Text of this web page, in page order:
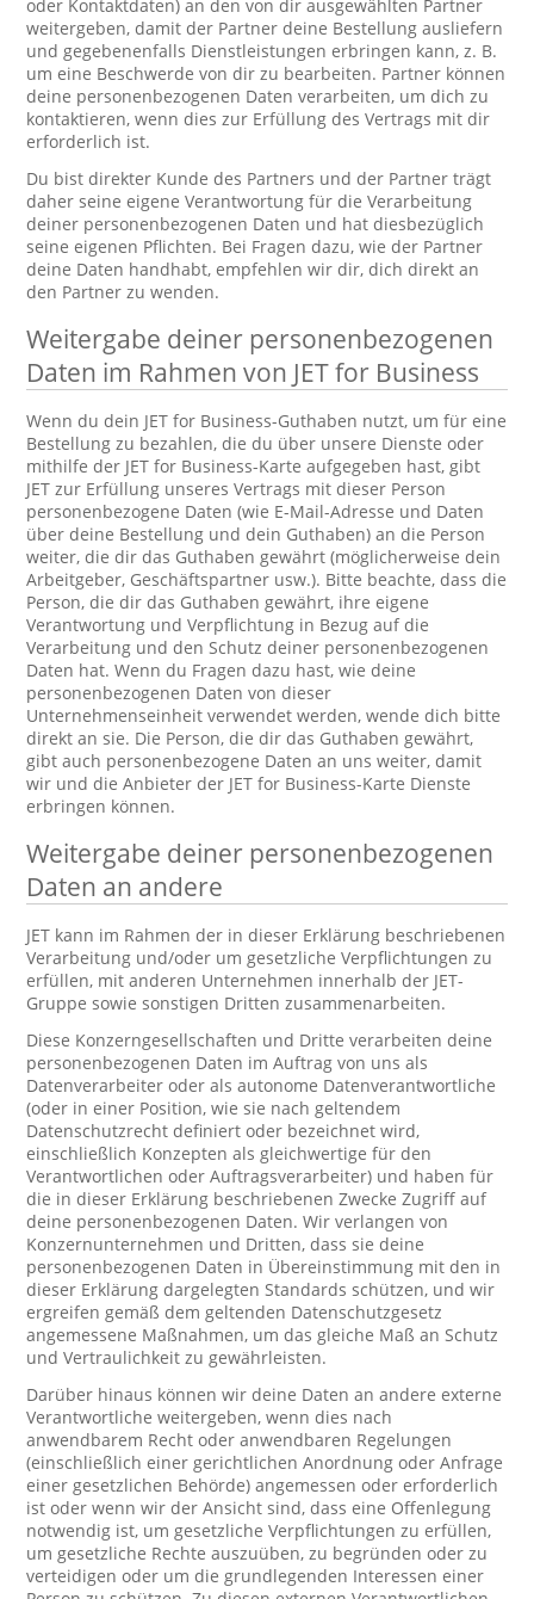
oder Kontaktdaten) an den von dir ausgewählten Partner
weitergeben, damit der Partner deine Bestellung ausliefern
und gegebenenfalls Dienstleistungen erbringen kann, z. B.
um eine Beschwerde von dir zu bearbeiten. Partner können
deine personenbezogenen Daten verarbeiten, um dich zu
kontaktieren, wenn dies zur Erfüllung des Vertrags mit dir
erforderlich ist.
Du bist direkter Kunde des Partners und der Partner trägt
daher seine eigene Verantwortung für die Verarbeitung
deiner personenbezogenen Daten und hat diesbezüglich
seine eigenen Pflichten. Bei Fragen dazu, wie der Partner
deine Daten handhabt, empfehlen wir dir, dich direkt an
den Partner zu wenden.
Weitergabe deiner personenbezogenen
Daten im Rahmen von JET for Business
Wenn du dein JET for Business-Guthaben nutzt, um für eine
Bestellung zu bezahlen, die du über unsere Dienste oder
mithilfe der JET for Business-Karte aufgegeben hast, gibt
JET zur Erfüllung unseres Vertrags mit dieser Person
personenbezogene Daten (wie E-Mail-Adresse und Daten
über deine Bestellung und dein Guthaben) an die Person
weiter, die dir das Guthaben gewährt (möglicherweise dein
Arbeitgeber, Geschäftspartner usw.). Bitte beachte, dass die
Person, die dir das Guthaben gewährt, ihre eigene
Verantwortung und Verpflichtung in Bezug auf die
Verarbeitung und den Schutz deiner personenbezogenen
Daten hat. Wenn du Fragen dazu hast, wie deine
personenbezogenen Daten von dieser
Unternehmenseinheit verwendet werden, wende dich bitte
direkt an sie. Die Person, die dir das Guthaben gewährt,
gibt auch personenbezogene Daten an uns weiter, damit
wir und die Anbieter der JET for Business-Karte Dienste
erbringen können.
Weitergabe deiner personenbezogenen
Daten an andere
JET kann im Rahmen der in dieser Erklärung beschriebenen
Verarbeitung und/oder um gesetzliche Verpflichtungen zu
erfüllen, mit anderen Unternehmen innerhalb der JET-
Gruppe sowie sonstigen Dritten zusammenarbeiten.
Diese Konzerngesellschaften und Dritte verarbeiten deine
personenbezogenen Daten im Auftrag von uns als
Datenverarbeiter oder als autonome Datenverantwortliche
(oder in einer Position, wie sie nach geltendem
Datenschutzrecht definiert oder bezeichnet wird,
einschließlich Konzepten als gleichwertige für den
Verantwortlichen oder Auftragsverarbeiter) und haben für
die in dieser Erklärung beschriebenen Zwecke Zugriff auf
deine personenbezogenen Daten. Wir verlangen von
Konzernunternehmen und Dritten, dass sie deine
personenbezogenen Daten in Übereinstimmung mit den in
dieser Erklärung dargelegten Standards schützen, und wir
ergreifen gemäß dem geltenden Datenschutzgesetz
angemessene Maßnahmen, um das gleiche Maß an Schutz
und Vertraulichkeit zu gewährleisten.
Darüber hinaus können wir deine Daten an andere externe
Verantwortliche weitergeben, wenn dies nach
anwendbarem Recht oder anwendbaren Regelungen
(einschließlich einer gerichtlichen Anordnung oder Anfrage
einer gesetzlichen Behörde) angemessen oder erforderlich
ist oder wenn wir der Ansicht sind, dass eine Offenlegung
notwendig ist, um gesetzliche Verpflichtungen zu erfüllen,
um gesetzliche Rechte auszuüben, zu begründen oder zu
verteidigen oder um die grundlegenden Interessen einer